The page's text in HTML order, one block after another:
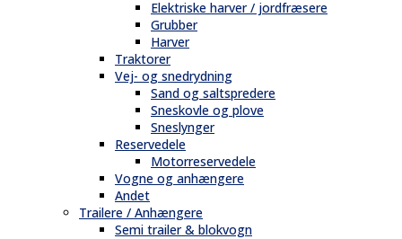
Elektriske harver / jordfræsere
Grubber
Harver
Traktorer
Vej- og snedrydning
Sand og saltspredere
Sneskovle og plove
Sneslynger
Reservedele
Motorreservedele
Vogne og anhængere
Andet
Trailere / Anhængere
Semi trailer & blokvogn